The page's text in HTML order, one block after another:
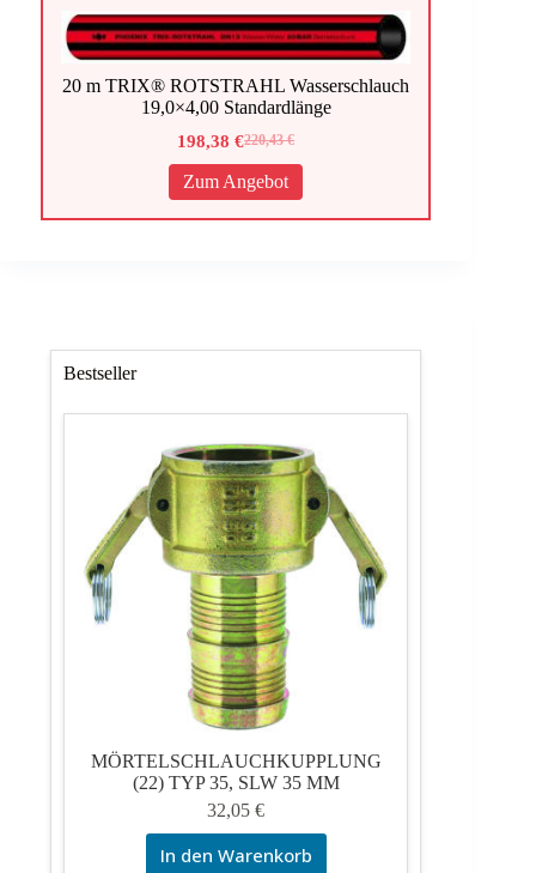
20 m TRIX® ROTSTRAHL Wasserschlauch
19,0×4,00 Standardlänge
220,43€
Ursprünglicher
Preis
war:
220,43 €
198,38€
Aktueller
Preis
ist:
198,38 €.
Zum Angebot
Bestseller
MÖRTELSCHLAUCHKUPPLUNG
(22) TYP 35, SLW 35 MM
32,05€
In den Warenkorb